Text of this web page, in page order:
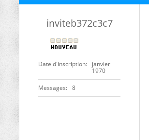
inviteb372c3c7
Date d'inscription
janvier
1970
Messages 8